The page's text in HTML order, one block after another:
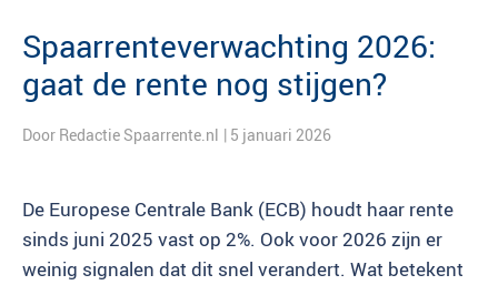
Spaarrenteverwachting 2026:
gaat de rente nog stijgen?
Door Redactie Spaarrente.nl | 5 januari 2026
De Europese Centrale Bank (ECB) houdt haar rente
sinds juni 2025 vast op 2%. Ook voor 2026 zijn er
weinig signalen dat dit snel verandert. Wat betekent